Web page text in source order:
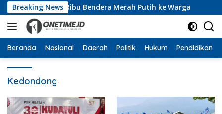
Langsung
ke
konten
Breaking News
Bagikan 10 Ribu Bendera Merah Putih ke Warga
Beranda Nasional Daerah Politik Hukum Pendidikan
Kedondong